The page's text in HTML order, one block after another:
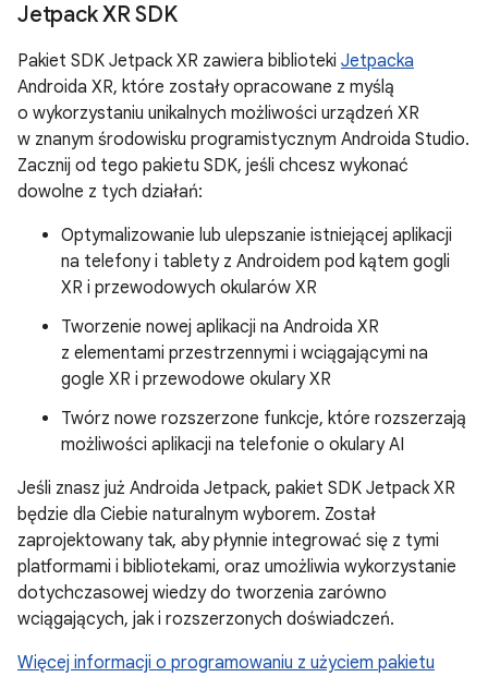
Jetpack XR SDK
Pakiet SDK Jetpack XR zawiera biblioteki Jetpacka
Androida XR, które zostały opracowane z myślą
o wykorzystaniu unikalnych możliwości urządzeń XR
w znanym środowisku programistycznym Androida Studio.
Zacznij od tego pakietu SDK, jeśli chcesz wykonać
dowolne z tych działań:
Optymalizowanie lub ulepszanie istniejącej aplikacji
na telefony i tablety z Androidem pod kątem gogli
XR i przewodowych okularów XR
Tworzenie nowej aplikacji na Androida XR
z elementami przestrzennymi i wciągającymi na
gogle XR i przewodowe okulary XR
Twórz nowe rozszerzone funkcje, które rozszerzają
możliwości aplikacji na telefonie o okulary AI
Jeśli znasz już Androida Jetpack, pakiet SDK Jetpack XR
będzie dla Ciebie naturalnym wyborem. Został
zaprojektowany tak, aby płynnie integrować się z tymi
platformami i bibliotekami, oraz umożliwia wykorzystanie
dotychczasowej wiedzy do tworzenia zarówno
wciągających, jak i rozszerzonych doświadczeń.
Więcej informacji o programowaniu z użyciem pakietu